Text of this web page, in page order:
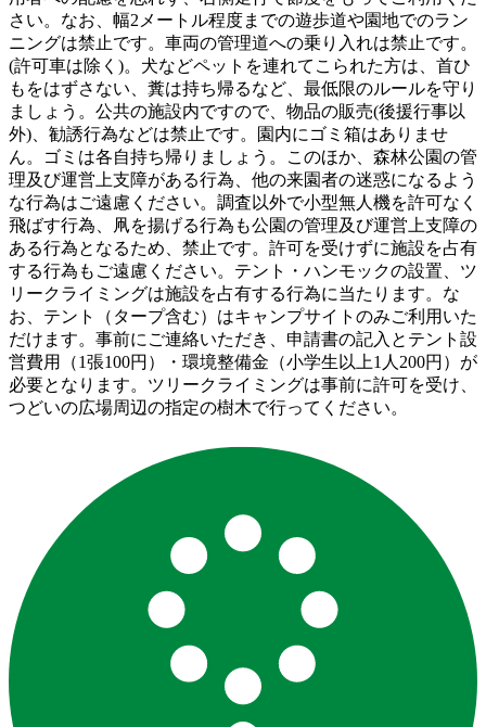
さい。なお、幅2メートル程度までの遊歩道や園地でのラン
ニングは禁止です。車両の管理道への乗り入れは禁止です。
(許可車は除く)。犬などペットを連れてこられた方は、首ひ
もをはずさない、糞は持ち帰るなど、最低限のルールを守り
ましょう。公共の施設内ですので、物品の販売(後援行事以
外)、勧誘行為などは禁止です。園内にゴミ箱はありませ
ん。ゴミは各自持ち帰りましょう。このほか、森林公園の管
理及び運営上支障がある行為、他の来園者の迷惑になるよう
な行為はご遠慮ください。調査以外で小型無人機を許可なく
飛ばす行為、凧を揚げる行為も公園の管理及び運営上支障の
ある行為となるため、禁止です。許可を受けずに施設を占有
する行為もご遠慮ください。テント・ハンモックの設置、ツ
リークライミングは施設を占有する行為に当たります。な
お、テント（タープ含む）はキャンプサイトのみご利用いた
だけます。事前にご連絡いただき、申請書の記入とテント設
営費用（1張100円）・環境整備金（小学生以上1人200円）が
必要となります。ツリークライミングは事前に許可を受け、
つどいの広場周辺の指定の樹木で行ってください。